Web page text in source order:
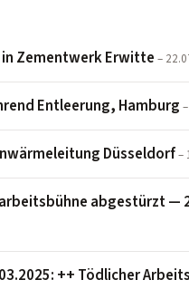
Zementwerk Erwitte –
Entleerung, Hamburg
Düsseldorf–
abgestürzt —
++ Tödlicher